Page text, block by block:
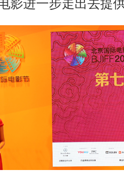
影进一步走出去提